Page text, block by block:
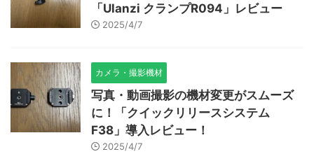
「Ulanzi クランプR094」レビュー
2025/4/7
カメラ・撮影機材
写真・動画撮影の機材変更がスムーズ
に！「クイックリリースシステム
F38」導入レビュー！
2025/4/7